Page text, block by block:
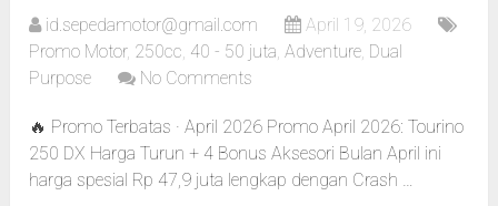
id.sepedamotor@gmail.com
April 19, 2026
Promo Motor, 250cc, 40 - 50 juta,Adventure, Dual
Purpose
No Comments
🔥 Promo Terbatas · April 2026 Promo April 2026: Tourino
250 DX Harga Turun + 4 Bonus Aksesori Bulan April ini
harga spesial Rp 47,9 juta lengkap dengan Crash …